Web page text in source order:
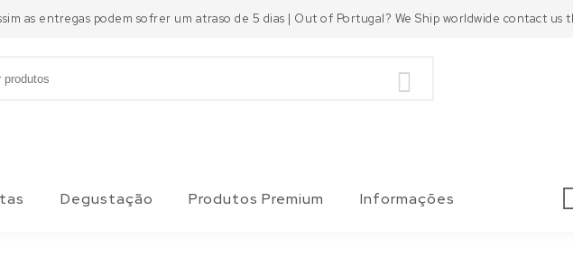
as entregas podem sofrer um atraso de 5 dias | Out of Portugal? We Ship worldwide contact us
Degustação Produtos Premium Informações